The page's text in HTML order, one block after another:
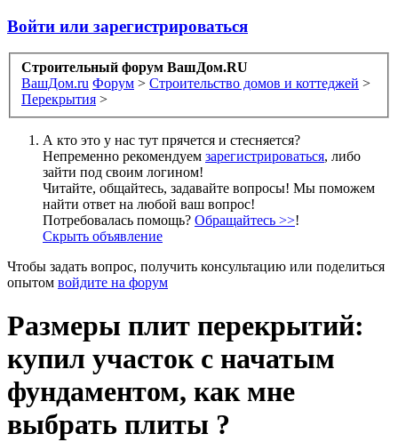
Войти или зарегистрироваться
Строительный форум ВашДом.RU
ВашДом.ru Форум > Строительство домов и коттеджей >
Перекрытия >
А кто это у нас тут прячется и стесняется?
Непременно рекомендуем зарегистрироваться, либо
зайти под своим логином!
Читайте, общайтесь, задавайте вопросы! Мы поможем
найти ответ на любой ваш вопрос!
Потребовалась помощь? Обращайтесь >>!
Скрыть объявление
Чтобы задать вопрос, получить консультацию или поделиться
опытом войдите на форум
Размеры плит перекрытий:
купил участок с начатым
фундаментом, как мне
выбрать плиты ?